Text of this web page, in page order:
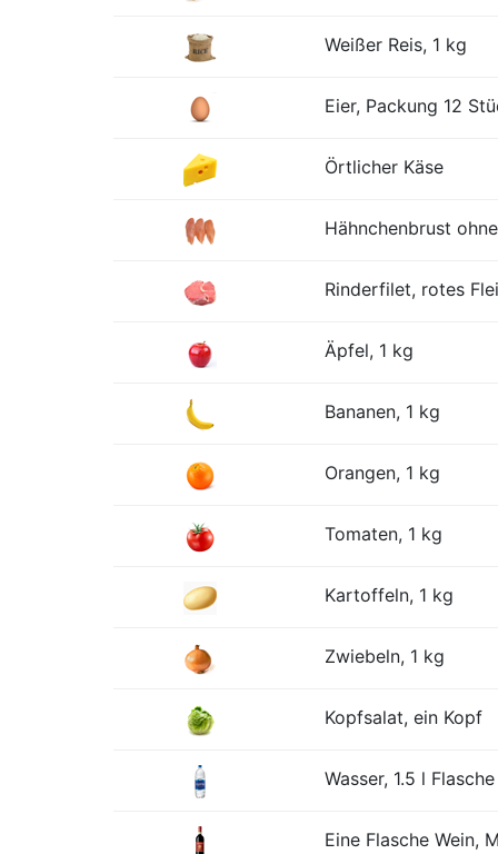
Weißer Reis, 1 kg
Eier, Packung 12
Örtlicher Käse
Hähnchenbrust
Rinderfilet, rotes
Äpfel, 1 kg
Bananen, 1 kg
Orangen, 1 kg
Tomaten, 1 kg
Kartoffeln, 1 kg
Zwiebeln, 1 kg
Kopfsalat, ein Kopf
Wasser, 1.5 l Flasche
Eine Flasche Wein,